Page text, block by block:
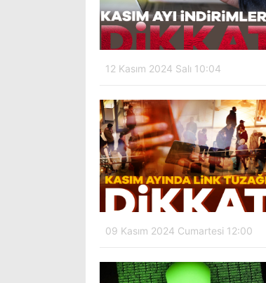
12 Kasım 2024 Salı 10:04
09 Kasım 2024 Cumartesi 12:00